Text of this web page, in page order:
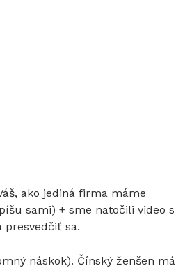
ako jediná firma máme
sami) + sme natočili video s
presvedčiť sa.
náskok). Čínský ženšen má